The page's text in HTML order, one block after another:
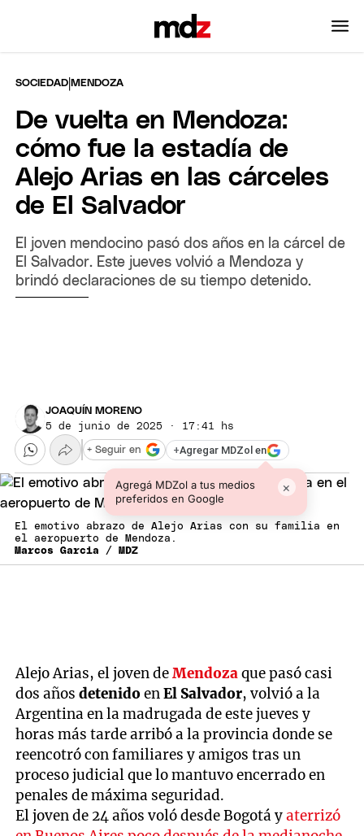
SOCIEDAD |MENDOZA
De vuelta en Mendoza:
cómo fue la estadía de
Alejo Arias en las cárceles
de El Salvador
El joven mendocino pasó dos años en la cárcel de
El Salvador. Este jueves volvió a Mendoza y
brindó declaraciones de su tiempo detenido.
JOAQUÍN MORENO
5 de junio de 2025 · 17:41 hs
+Agregar MDZol en
Agregá MDZol a tus medios
preferidos en Google
×
+ Seguir en
El emotivo abrazo de Alejo Arias con su familia en
el aeropuerto de Mendoza.
Marcos Garcia / MDZ
Alejo Arias, el joven deMendozaque pasó casi
dos añosdetenidoenEl Salvador, volvió a la
Argentina en la madrugada de este jueves y
horas más tarde arribó a la provincia donde se
reencotró con familiares y amigos tras un
proceso judicial que lo mantuvo encerrado en
penales de máxima seguridad.
El joven de 24 años voló desde Bogotá yaterrizó